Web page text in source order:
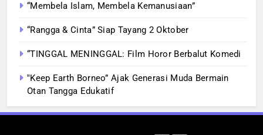
“Membela Islam, Membela Kemanusiaan”
“Rangga & Cinta” Siap Tayang 2 Oktober
“TINGGAL MENINGGAL: Film Horor Berbalut Komedi
‟Keep Earth Borneo” Ajak Generasi Muda Bermain
Otan Tangga Edukatif